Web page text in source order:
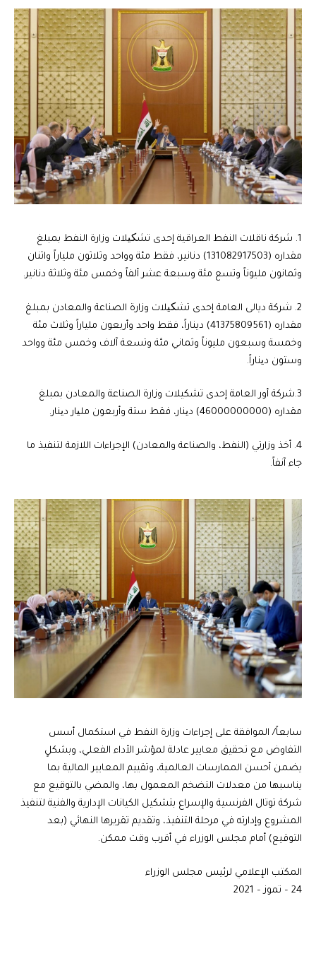
1. شركة ناقلات النفط العراقية إحدى تشکیلات وزارة النفط بمبلغ
مقداره (131082917503) دنانير، فقط مئة وواحد وثلاثون ملياراً واثنان
وثمانون مليوناً وتسع مئة وسبعة عشر ألفاً وخمس مئة وثلاثة دنانير.
2. شركة ديالى العامة إحدى تشکیلات وزارة الصناعة والمعادن بمبلغ
مقداره (41375809561) ديناراً، فقط واحد وأربعون ملياراً وثلاث مئة
وخمسة وسبعون مليوناً وثماني مئة وتسعة آلاف وخمس مئة وواحد
وستون دیناراً.
3.شركة أور العامة إحدى تشكيلات وزارة الصناعة والمعادن بمبلغ
مقداره (46000000000) دینار، فقط ستة وأربعون ملیار دینار.
4. أخذ وزارتي (النفط، والصناعة والمعادن) الإجراءات اللازمة لتنفيذ ما
جاء آنفاً.
سابعاً/ الموافقة على إجراءات وزارة النفط في استكمال أسس
التفاوض مع تحقيق معايير عادلة لمؤشر الأداء الفعلي، وبشكلٍ
يضمن أحسن الممارسات العالمية، وتقييم المعايير المالية بما
يناسبها من معدلات التضخم المعمول بها، والمضي بالتوقيع مع
شركة توتال الفرنسية والإسراع بتشكيل الكيانات الإدارية والفنية لتنفيذ
المشروع وإدارته في مرحلة التنفيذ، وتقديم تقريرها النهائي (بعد
التوقيع) أمام مجلس الوزراء في أقرب وقت ممكن.
المكتب الإعلامي لرئيس مجلس الوزراء
24 – تموز – 2021